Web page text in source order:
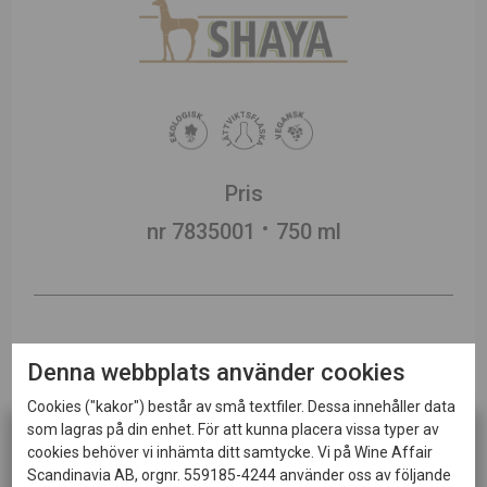
Pris
nr 7835001
750 ml
SortimentBeställningssortiment
DruvorVerdejo 100%
Denna webbplats använder cookies
Cookies ("kakor") består av små textfiler. Dessa innehåller data
som lagras på din enhet. För att kunna placera vissa typer av
cookies behöver vi inhämta ditt samtycke. Vi på Wine Affair
Scandinavia AB, orgnr. 559185-4244 använder oss av följande